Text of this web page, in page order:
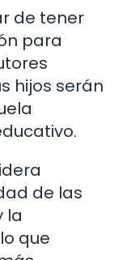
de tener
para
hijos serán
de las
la
que